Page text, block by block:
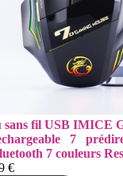
sans fil USB IMICE
7
7 couleurs
€Plage